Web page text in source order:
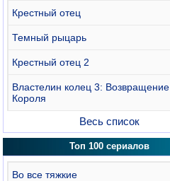
Крестный отец
Темный рыцарь
Крестный отец 2
Властелин колец 3: Возвращение
Короля
Весь список
Топ 100 сериалов
Во все тяжкие